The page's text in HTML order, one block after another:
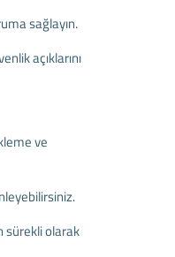
sağlayın.
açıklarını
ve
sürekli olarak